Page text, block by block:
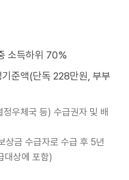
소득하위 70%
준액(단독 228만원, 부부
정우체국 등) 수급권자 및 배
상금 수급자로 수급 후 5년
대상에 포함)